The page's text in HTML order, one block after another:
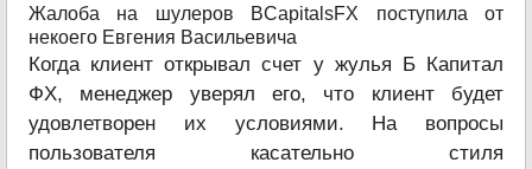
Жалоба на шулеров BCapitalsFX поступила от
некоего Евгения Васильевича
Когда клиент открывал счет у жулья Б Капитал
ФХ, менеджер уверял его, что клиент будет
удовлетворен их условиями. На вопросы
пользователя касательно стиля